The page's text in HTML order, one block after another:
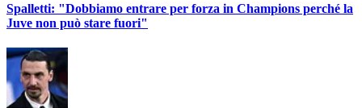
Spalletti: "Dobbiamo entrare per forza in Champions perché la
Juve non può stare fuori"